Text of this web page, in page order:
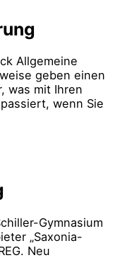
Allgemeine
geben einen
was mit Ihren
wenn Sie
Gymnasium
„Saxonia-
Neu